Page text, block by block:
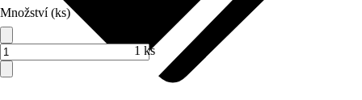
Množství (ks)
1 ks